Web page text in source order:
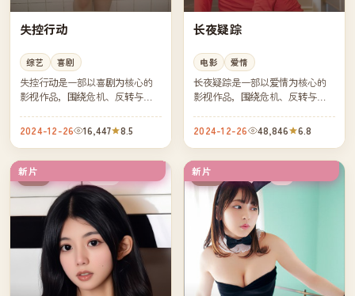
失控行动
综艺 喜剧
失控行动是一部以喜剧为核心的
影视作品，围绕危机、反转与人
得推荐观看。
2024-12-26 16,447 8.5
长夜疑踪
电影 爱情
长夜疑踪是一部以爱情为核心的
影视作品，围绕危机、反转与人
得推荐观看。
2024-12-26 48,846 6.8
新片
中国 新片
中国